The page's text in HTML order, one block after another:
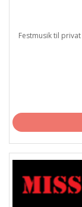
Festmusik til